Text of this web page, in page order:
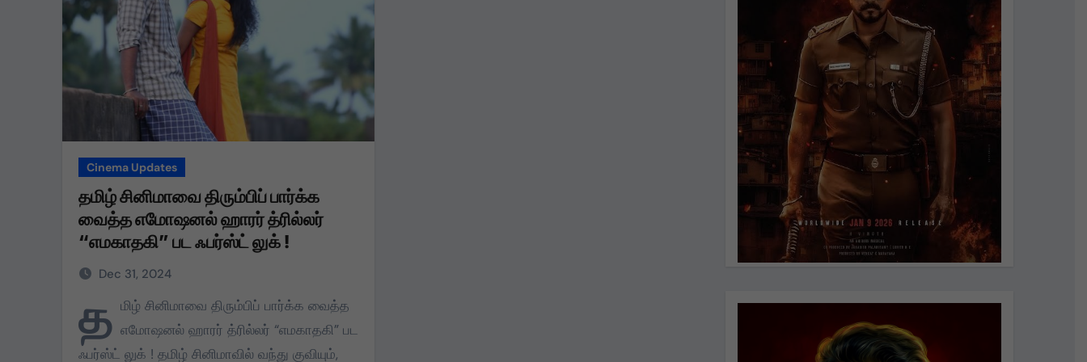
Cinema Updates
தமிழ் சினிமாவை திரும்பிப் பார்க்க
வைத்த எமோஷனல் ஹாரர் த்ரில்லர்
“எமகாதகி” பட ஃபர்ஸ்ட் லுக் !
Dec 31, 2024
த மிழ் சினிமாவை திரும்பிப் பார்க்க வைத்த
எமோஷனல் ஹாரர் த்ரில்லர் “எமகாதகி” பட
ஃபர்ஸ்ட் லுக் ! தமிழ் சினிமாவில் வந்து குவியும்,